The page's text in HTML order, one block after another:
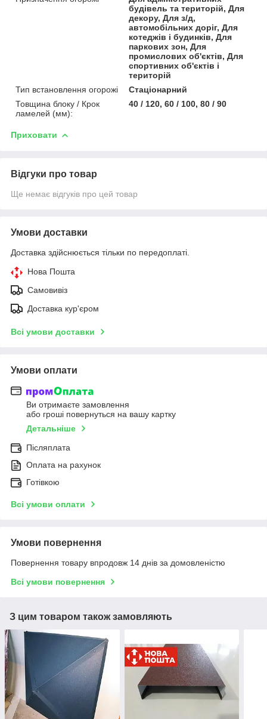
будівель та територій, Для
декору, Для з/д,
автомобільних доріг, Для
котеджів і будинків, Для
паркових зон, Для
промислових об'єктів, Для
спортивних об'єктів і
територій
Тип встановлення огорожі
Стаціонарний
Товщина блоку / Крок
ламелей (мм):
40 / 120, 60 / 100, 80 / 90
Приховати
Відгуки про товар
Ще немає відгуків про цей товар
Умови доставки
Доставка здійснюється тільки по передоплаті.
Нова Пошта
Самовивіз
Доставка кур'єром
Всі умови доставки
Умови оплати
Ви отримаєте замовлення
або гроші повернуться на вашу картку
Детальніше
Післяплата
Оплата на рахунок
Готівкою
Всі умови оплати
Умови повернення
Повернення товару впродовж 14 днів за домовленістю
Всі умови повернення
З цим товаром також замовляють